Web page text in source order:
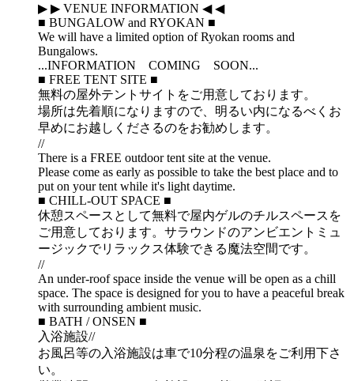
▶︎ ▶︎ VENUE INFORMATION ◀︎ ◀︎
■ BUNGALOW and RYOKAN ■
We will have a limited option of Ryokan rooms and
Bungalows.
...INFORMATION COMING SOON...
■ FREE TENT SITE ■
無料の屋外テントサイトをご用意しております。
場所は先着順になりますので、明るい内になるべくお
早めにお越しくださるのをお勧めします。
//
There is a FREE outdoor tent site at the venue.
Please come as early as possible to take the best place and to
put on your tent while it's light daytime.
■ CHILL-OUT SPACE ■
休憩スペースとして無料で屋内ゲルのチルスペースを
ご用意しております。サラウンドのアンビエントミュ
ージックでリラックス体験できる魔法空間です。
//
An under-roof space inside the venue will be open as a chill
space. The space is designed for you to have a peaceful break
with surrounding ambient music.
■ BATH / ONSEN ■
入浴施設//
お風呂等の入浴施設は車で10分程の温泉をご利用下さ
い。